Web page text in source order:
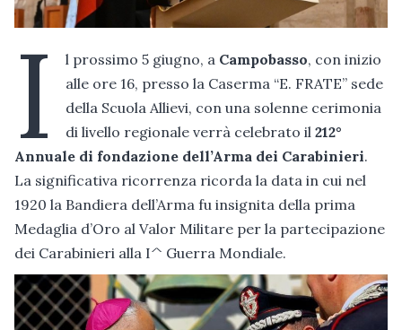
I l prossimo 5 giugno, a Campobasso, con inizio
alle ore 16, presso la Caserma “E. FRATE” sede
della Scuola Allievi, con una solenne cerimonia
di livello regionale verrà celebrato il212°
Annuale di fondazione dell’Arma dei Carabinieri.
La significativa ricorrenza ricorda la data in cui nel
1920 la Bandiera dell’Arma fu insignita della prima
Medaglia d’Oro al Valor Militare per la partecipazione
dei Carabinieri alla I^ Guerra Mondiale.